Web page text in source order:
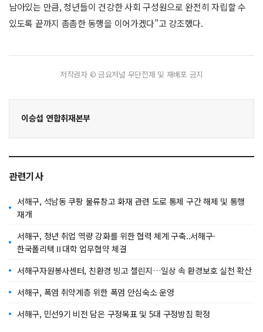
남아있는 만큼, 청년들이 건강한 사회 구성원으로 완전히 자립할 수
있도록 끝까지 촘촘한 동행을 이어가겠다”고 강조했다.
저작권자 © 금요저널 무단전재 및 재배포 금지
이승섭 연합취재본부
관련기사
서해구, 석남동 쿠팡 물류창고 화재 관련 도로 통제 구간 해제 및 통행
재개
서해구, 청년 취업 역량 강화를 위한 협력 체계 구축..서해구-
한국폴리텍Ⅱ대학 업무협약 체결
서해구자원봉사센터, 친환경 빙고 챌린지…일상 속 환경보호 실천 확산
서해구, 폭염 취약계층 위한 폭염 안심숙소 운영
서해구, 민선9기 비전 담은 구정목표 및 5대 구정방침 확정